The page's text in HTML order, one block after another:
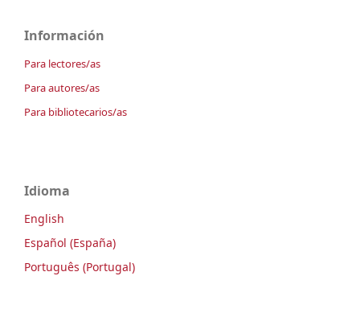
Información
Para lectores/as
Para autores/as
Para bibliotecarios/as
Idioma
English
Español (España)
Português (Portugal)